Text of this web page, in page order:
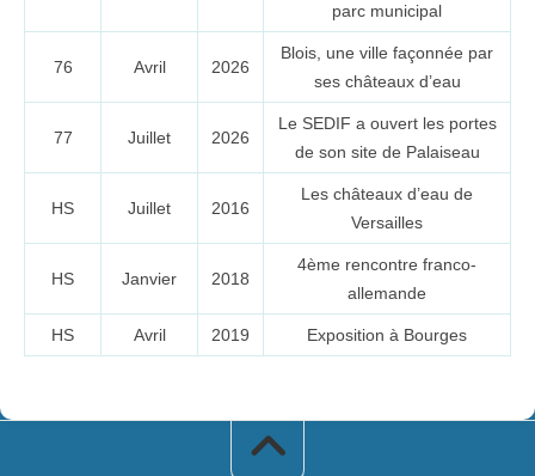
parc municipal
76 Avril 2026
Blois, une ville façonnée par
ses châteaux d’eau
77 Juillet 2026
Le SEDIF a ouvert les portes
de son site de Palaiseau
HS Juillet 2016
Les châteaux d’eau de
Versailles
HS Janvier 2018
4ème rencontre franco-
allemande
HS Avril 2019 Exposition à Bourges